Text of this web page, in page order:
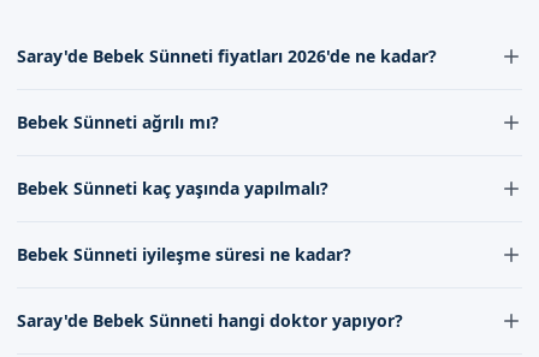
Randevu formumuzdan bize ulaşabilirsiniz. İletişim
görüşebilirsiniz. Sünnetçim olarak, sizleri bekliyoruz.
Saray'de Bebek Sünneti fiyatları 2026'de ne kadar?
tecrübesi ve kullanılan malzemelerin kalitesi dikkate alınarak
görüşebilirsiniz.
Bebek Sünneti ağrılı mı?
Bebeklerin ağrı hissi azaltmak için uzman kadromuz tarafından
Bebek Sünneti kaç yaşında yapılmalı?
bebeklerde yapılır. Ancak bu süre doktorumuzun
Bebek Sünneti iyileşme süresi ne kadar?
Ancak bu süre bebeğin genel sağlığı ve bakımına bağlı olarak
Saray'de Bebek Sünneti hangi doktor yapıyor?